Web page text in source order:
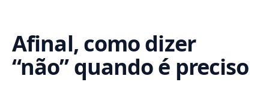
Afinal, como dizer
“não” quando é preciso